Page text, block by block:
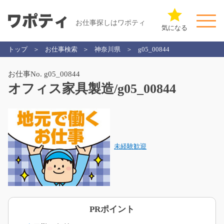
お仕事探しはワポティ
気になる
トップ お仕事検索 神奈川県 g05_00844
お仕事No. g05_00844
オフィス家具製造/g05_00844
未経験歓迎
PRポイント